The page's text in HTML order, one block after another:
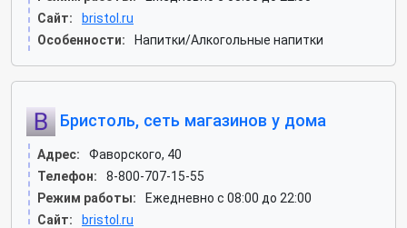
Сайт:
bristol.ru
Особенности:
Напитки/Алкогольные напитки
Бристоль, сеть магазинов у дома
Адрес:
Фаворского, 40
Телефон:
8-800-707-15-55
Режим работы:
Ежедневно с 08:00 до 22:00
Сайт:
bristol.ru